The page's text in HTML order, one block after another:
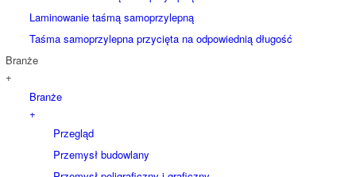
Laminowanie taśmą samoprzylepną
Taśma samoprzylepna przycięta na odpowiednią długość
Branże
+
Branże
+
Przegląd
Przemysł budowlany